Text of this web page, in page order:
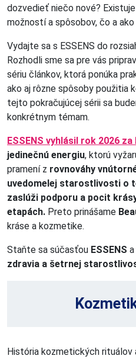
dozvedieť niečo nové?
možností a spôsobov, čo a
Vydajte sa s ESSENS do
Rozhodli sme sa pre vás
sériu článkov, ktorá ponúka
ako aj rôzne spôsoby použitia
tejto pokračujúcej sérii sa
konkrétnym témam.
ESSENS vyhlásil rok 2026
jedinečnú energiu, ktorú
pramení z rovnováhy
uvedomelej starostlivosti o
zaslúži podporu a pocit
etapách. Preto prinášame
kráse a kozmetike.
Staňte sa súčasťou ESSENS
zdravia a šetrnej
História kozmetických rituálov